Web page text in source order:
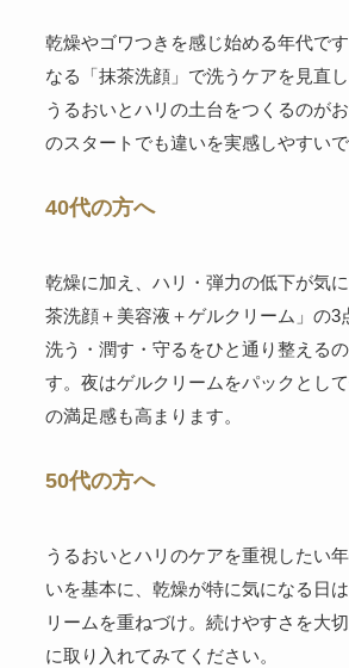
乾燥やゴワつきを感じ始める年代で
なる「抹茶洗顔」で洗うケアを見直
うるおいとハリの土台をつくるのが
のスタートでも違いを実感しやすいで
40代の方へ
乾燥に加え、ハリ・弾力の低下が気
茶洗顔＋美容液＋ゲルクリーム」の3
洗う・潤す・守るをひと通り整える
す。夜はゲルクリームをパックとし
の満足感も高まります。
50代の方へ
うるおいとハリのケアを重視したい
いを基本に、乾燥が特に気になる日
リームを重ねづけ。続けやすさを大
に取り入れてみてください。